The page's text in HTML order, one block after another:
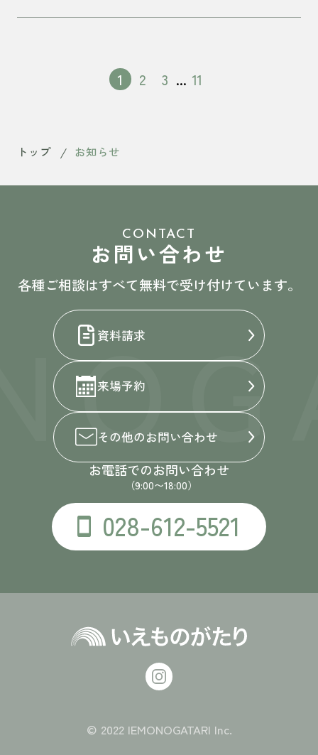
1 2 3 ... 11
トップ お知らせ
CONTACT
お問い合わせ
各種ご相談はすべて無料で受け付けています。
資料請求
来場予約
その他のお問い合わせ
お電話でのお問い合わせ
（9:00〜18:00）
028-612-5521
© 2022 IEMONOGATARI Inc.